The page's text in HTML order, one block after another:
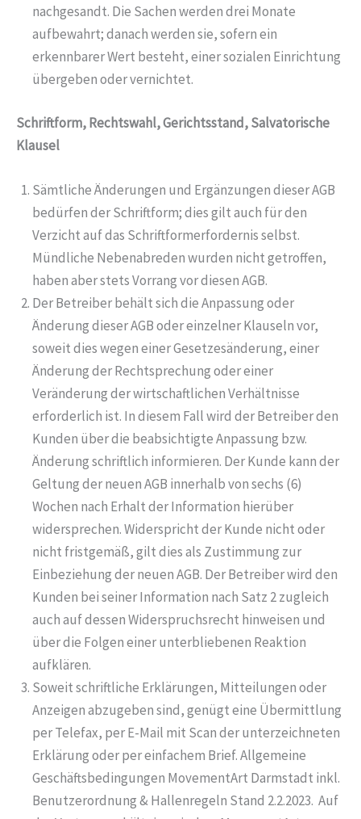
nachgesandt. Die Sachen werden drei Monate
aufbewahrt; danach werden sie, sofern ein
erkennbarer Wert besteht, einer sozialen Einrichtung
übergeben oder vernichtet.
Schriftform, Rechtswahl, Gerichtsstand, Salvatorische
Klausel
Sämtliche Änderungen und Ergänzungen dieser AGB
bedürfen der Schriftform; dies gilt auch für den
Verzicht auf das Schriftformerfordernis selbst.
Mündliche Nebenabreden wurden nicht getroffen,
haben aber stets Vorrang vor diesen AGB.
Der Betreiber behält sich die Anpassung oder
Änderung dieser AGB oder einzelner Klauseln vor,
soweit dies wegen einer Gesetzesänderung, einer
Änderung der Rechtsprechung oder einer
Veränderung der wirtschaftlichen Verhältnisse
erforderlich ist. In diesem Fall wird der Betreiber den
Kunden über die beabsichtigte Anpassung bzw.
Änderung schriftlich informieren. Der Kunde kann der
Geltung der neuen AGB innerhalb von sechs (6)
Wochen nach Erhalt der Information hierüber
widersprechen. Widerspricht der Kunde nicht oder
nicht fristgemäß, gilt dies als Zustimmung zur
Einbeziehung der neuen AGB. Der Betreiber wird den
Kunden bei seiner Information nach Satz 2 zugleich
auch auf dessen Widerspruchsrecht hinweisen und
über die Folgen einer unterbliebenen Reaktion
aufklären.
Soweit schriftliche Erklärungen, Mitteilungen oder
Anzeigen abzugeben sind, genügt eine Übermittlung
per Telefax, per E-Mail mit Scan der unterzeichneten
Erklärung oder per einfachem Brief. Allgemeine
Geschäftsbedingungen MovementArt Darmstadt inkl.
Benutzerordnung & Hallenregeln Stand 2.2.2023. Auf